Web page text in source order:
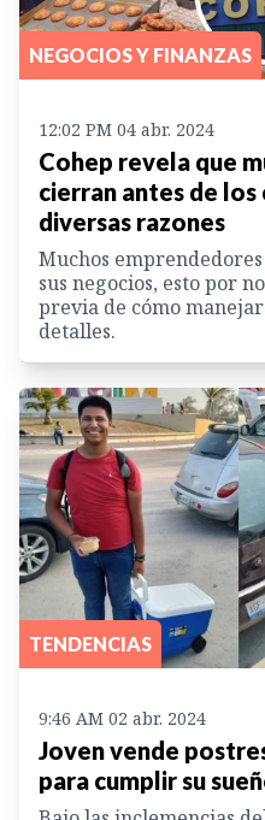
NEGOCIOS Y FINANZAS
12:02 PM 04 abr. 2024
Cohep revela que
cierran antes de los
diversas razones
Muchos
sus negocios, esto por
previa de cómo
detalles.
TENDENCIAS
9:46 AM 02 abr. 2024
Joven vende
para cumplir su